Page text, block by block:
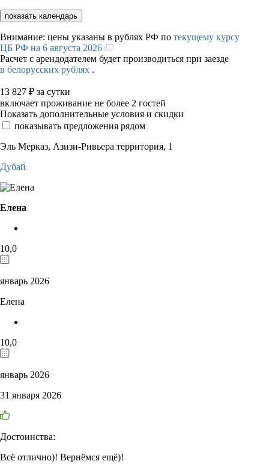
показать календарь
Внимание: цены указаны в рублях РФ по текущему курсу
ЦБ РФ на 6 августа 2026
Расчет с арендодателем будет производиться при заезде
в белорусских рублях .
13 827 ₽ за сутки
включает проживание не более 2 гостей
Показать дополнительные условия и скидки
показывать предложения рядом
Эль Мерказ, Азизи-Ривьера территория, 1
Дубай
Елена
10,0
январь 2026
Елена
10,0
январь 2026
31 января 2026
Достоинства:
Всё отлично)! Вернёмся ещё)!